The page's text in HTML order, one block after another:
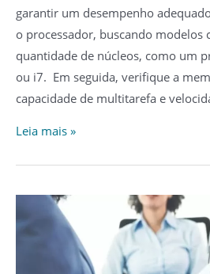
garantir um desempenho
o processador, buscando modelos
quantidade de núcleos, como um
ou i7. Em seguida, verifique a
capacidade de multitarefa e
Os
Notebooks
Trabalhar
Leia mais »